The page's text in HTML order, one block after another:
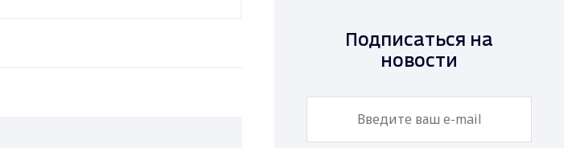
Подписаться на
новости